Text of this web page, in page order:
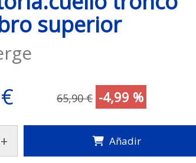
superior
65,90 € -4,99 %
+ Añadir